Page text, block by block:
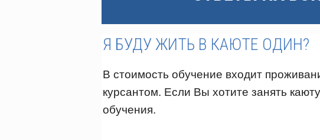
Я БУДУ ЖИТЬ В КАЮТЕ ОДИН?
В стоимость обучение входит
курсантом. Если Вы хотите занять
обучения.